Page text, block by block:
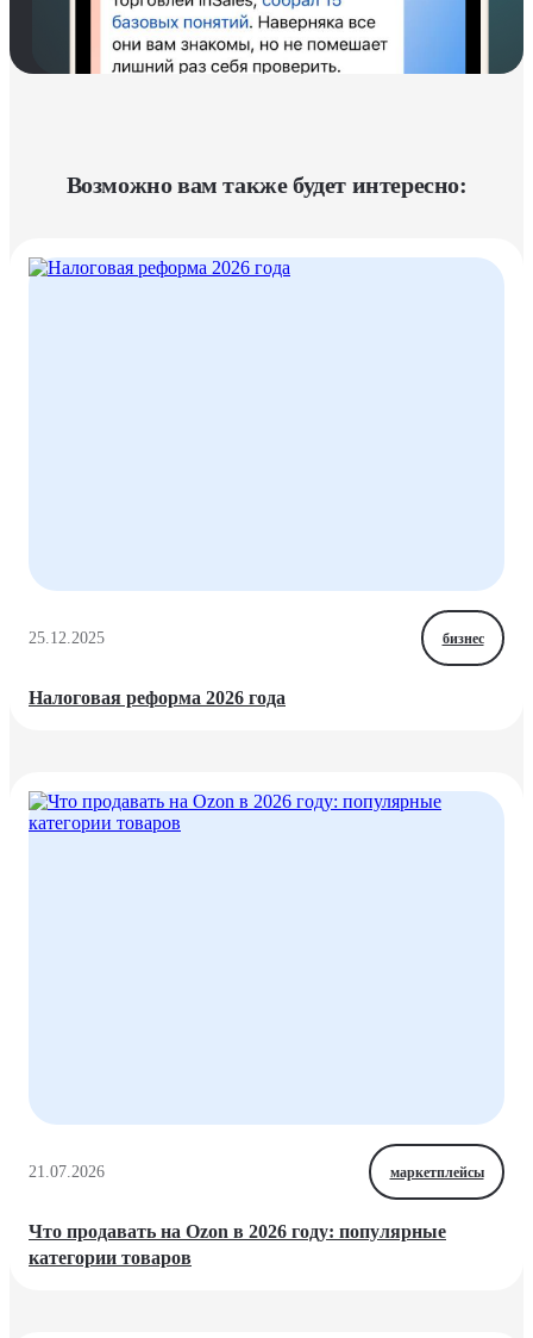
Возможно вам также будет интересно:
25.12.2025 бизнес
Налоговая реформа 2026 года
21.07.2026 маркетплейсы
Что продавать на Ozon в 2026 году: популярные
категории товаров